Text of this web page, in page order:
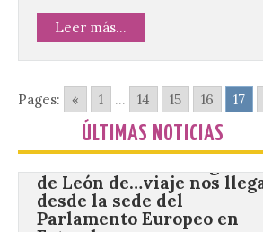
Leer más...
Pages: « 1 ... 14 15 16 17
ÚLTIMAS NOTICIAS
cultura y un ambiente único. El
Ayuntamiento de Gradefes, intentando
[…]
La decimoctava fotografía
de León de…viaje nos llega
desde la sede del
Parlamento Europeo en
Estrasburgo.
7 Ago 2026